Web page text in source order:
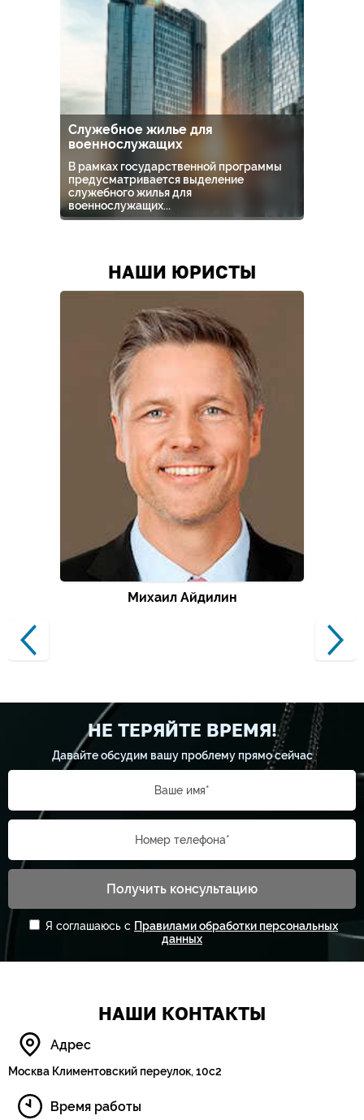
Служебное жилье для
военнослужащих
В рамках государственной программы
предусматривается выделение
служебного жилья для
военнослужащих...
НАШИ ЮРИСТЫ
Михаил Айдилин
НЕ ТЕРЯЙТЕ ВРЕМЯ!
Давайте обсудим вашу проблему прямо сейчас
Ваше имя*
Номер телефона*
Получить консультацию
Я соглашаюсь с Правилами обработки персональных
данных
НАШИ КОНТАКТЫ
Адрес
Москва Климентовский переулок, 10с2
Время работы